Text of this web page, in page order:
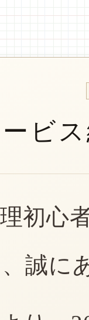
ビ
初心
誠に